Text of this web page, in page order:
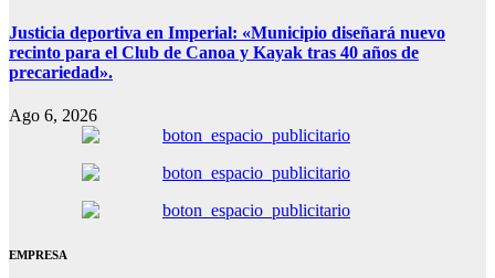
Justicia deportiva en Imperial: «Municipio diseñará nuevo
recinto para el Club de Canoa y Kayak tras 40 años de
precariedad».
Ago 6, 2026
EMPRESA